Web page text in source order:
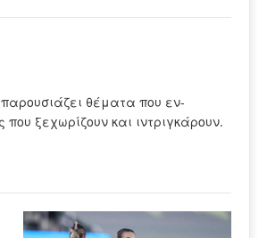
θέματα που εν-
ξεχωρίζουν και ιντριγκάρουν.